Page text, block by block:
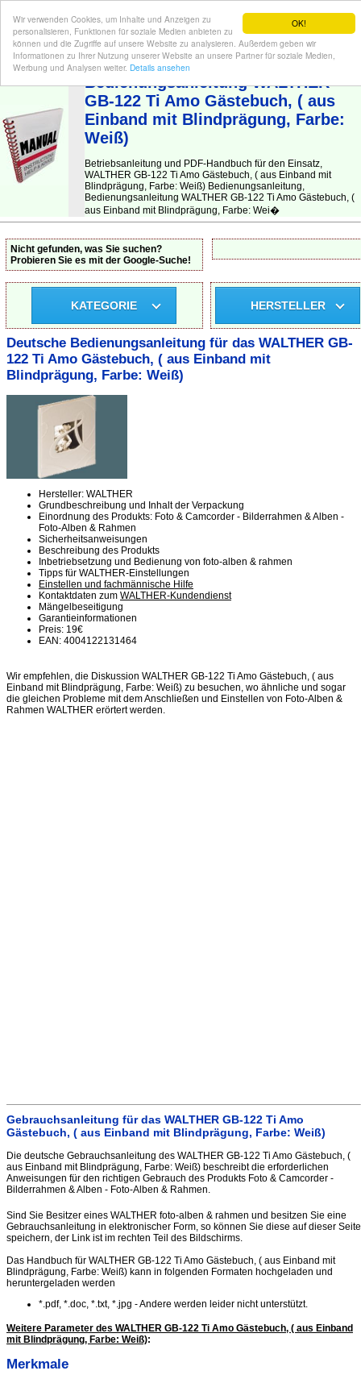
OK!
Wir verwenden Cookies, um Inhalte und Anzeigen zu
personalisieren, Funktionen für soziale Medien anbieten zu
können und die Zugriffe auf unsere Website zu analysieren. Außerdem geben wir
Informationen zu Ihrer Nutzung unserer Website an unsere Partner für soziale Medien,
Werbung und Analysen weiter. Details ansehen
BEDIENUNGSANLEITUNG| Hier finden Sie die deutsche Anleitung!
Bedienungsanleitung WALTHER
GB-122 Ti Amo Gästebuch, ( aus
Einband mit Blindprägung, Farbe:
Weiß)
Betriebsanleitung und PDF-Handbuch für den Einsatz,
WALTHER GB-122 Ti Amo Gästebuch, ( aus Einband mit
Blindprägung, Farbe: Weiß) Bedienungsanleitung,
Bedienungsanleitung WALTHER GB-122 Ti Amo Gästebuch, (
aus Einband mit Blindprägung, Farbe: Wei�
Nicht gefunden, was Sie suchen?
Probieren Sie es mit der Google-Suche!
KATEGORIE HERSTELLER
Deutsche Bedienungsanleitung für das WALTHER GB-
122 Ti Amo Gästebuch, ( aus Einband mit
Blindprägung, Farbe: Weiß)
Hersteller: WALTHER
Grundbeschreibung und Inhalt der Verpackung
Einordnung des Produkts: Foto & Camcorder - Bilderrahmen & Alben -
Foto-Alben & Rahmen
Sicherheitsanweisungen
Beschreibung des Produkts
Inbetriebsetzung und Bedienung von foto-alben & rahmen
Tipps für WALTHER-Einstellungen
Einstellen und fachmännische Hilfe
Kontaktdaten zum WALTHER-Kundendienst
Mängelbeseitigung
Garantieinformationen
Preis: 19€
EAN: 4004122131464
Wir empfehlen, die Diskussion WALTHER GB-122 Ti Amo Gästebuch, ( aus
Einband mit Blindprägung, Farbe: Weiß) zu besuchen, wo ähnliche und sogar
die gleichen Probleme mit dem Anschließen und Einstellen von Foto-Alben &
Rahmen WALTHER erörtert werden.
Gebrauchsanleitung für das WALTHER GB-122 Ti Amo
Gästebuch, ( aus Einband mit Blindprägung, Farbe: Weiß)
Die deutsche Gebrauchsanleitung des WALTHER GB-122 Ti Amo Gästebuch, (
aus Einband mit Blindprägung, Farbe: Weiß) beschreibt die erforderlichen
Anweisungen für den richtigen Gebrauch des Produkts Foto & Camcorder -
Bilderrahmen & Alben - Foto-Alben & Rahmen.
Sind Sie Besitzer eines WALTHER foto-alben & rahmen und besitzen Sie eine
Gebrauchsanleitung in elektronischer Form, so können Sie diese auf dieser Seite
speichern, der Link ist im rechten Teil des Bildschirms.
Das Handbuch für WALTHER GB-122 Ti Amo Gästebuch, ( aus Einband mit
Blindprägung, Farbe: Weiß) kann in folgenden Formaten hochgeladen und
heruntergeladen werden
*.pdf, *.doc, *.txt, *.jpg - Andere werden leider nicht unterstützt.
Weitere Parameter des WALTHER GB-122 Ti Amo Gästebuch, ( aus Einband
mit Blindprägung, Farbe: Weiß):
Merkmale